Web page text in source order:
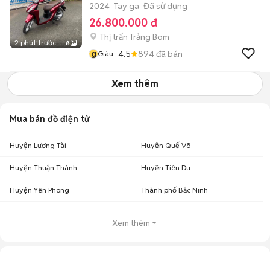
2 phút trước 8
2024 Tay ga Đã sử dụng
26.800.000 đ
Thị trấn Trảng Bom
gGiàu 4.5 894đã bán
Xem thêm
Mua bán đồ điện tử
Huyện Lương Tài Huyện Quế Võ
Huyện Thuận Thành Huyện Tiên Du
Huyện Yên Phong Thành phố Bắc Ninh
Xem thêm